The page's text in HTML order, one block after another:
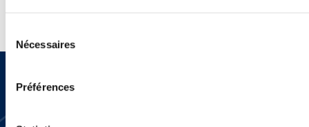
Nécessaires
Préférences